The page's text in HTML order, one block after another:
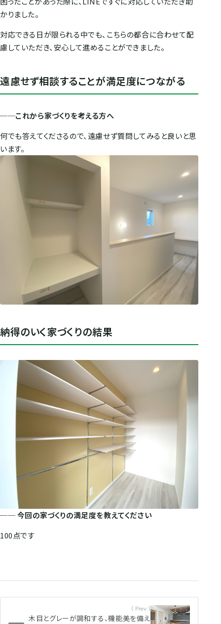
かりました。
対応できる日が限られる中でも、こちらの都合に合わせて配
慮していただき、安心して進めることができました。
遠慮せず相談することが満足度につながる
──これから家づくりを考える方へ
何でも答えてくださるので、遠慮せず質問してみると良いと思
います。
納得のいく家づくりの結果
── 今回の家づくりの満足度を教えてください
100点です
( Prev )
木目とグレーが調和する、機能美を備え